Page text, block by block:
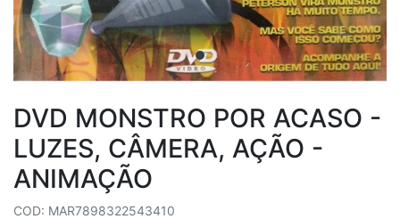
DVD MONSTRO POR ACASO -
LUZES, CÂMERA, AÇÃO -
ANIMAÇÃO
COD: MAR7898322543410